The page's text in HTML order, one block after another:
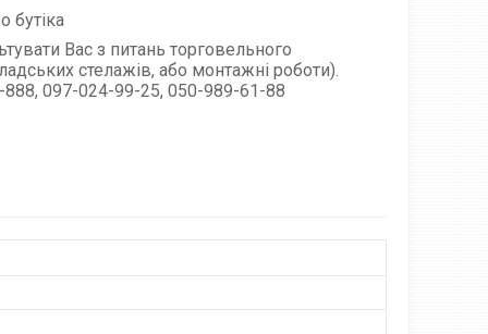
бутіка
Вас з питань торговельного
стелажів, або монтажні роботи).
097-024-99-25, 050-989-61-88